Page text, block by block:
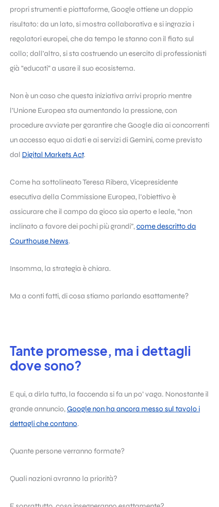
propri strumenti e piattaforme, Google ottiene un doppio
risultato: da un lato, si mostra collaborativa e si ingrazia i
regolatori europei, che da tempo le stanno con il fiato sul
collo; dall’altro, si sta costruendo un esercito di professionisti
già “educati” a usare il suo ecosistema.
Non è un caso che questa iniziativa arrivi proprio mentre
l’Unione Europea sta aumentando la pressione, con
procedure avviate per garantire che Google dia ai concorrenti
un accesso equo ai dati e ai servizi di Gemini, come previsto
dal Digital Markets Act.
Come ha sottolineato Teresa Ribera, Vicepresidente
esecutiva della Commissione Europea, l’obiettivo è
assicurare che il campo da gioco sia aperto e leale, “non
inclinato a favore dei pochi più grandi”,come descritto da
Courthouse News.
Insomma, la strategia è chiara.
Ma a conti fatti, di cosa stiamo parlando esattamente?
Tante promesse, ma i dettagli
dove sono?
E qui, a dirla tutta, la faccenda si fa un po’ vaga. Nonostante il
grande annuncio,Google non ha ancora messo sul tavolo i
dettagli che contano.
Quante persone verranno formate?
Quali nazioni avranno la priorità?